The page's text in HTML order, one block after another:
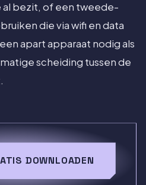
al bezit, of een tweede-
die via wifi en data
apart apparaat nodig als
scheiding tussen de
DOWNLOADEN